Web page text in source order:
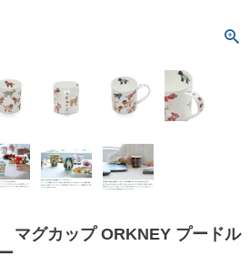
マグカップ ORKNEY プードル